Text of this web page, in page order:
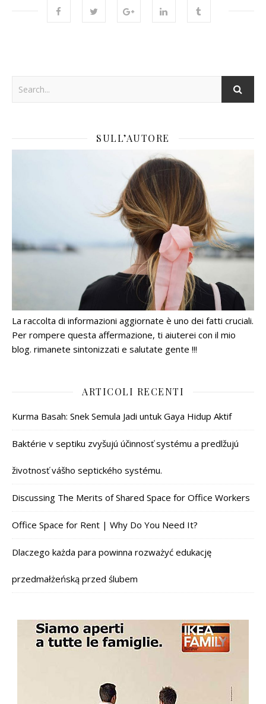
SULL’AUTORE
La raccolta di informazioni aggiornate è uno dei fatti cruciali.
Per rompere questa affermazione, ti aiuterei con il mio
blog. rimanete sintonizzati e salutate gente !!!
ARTICOLI RECENTI
Kurma Basah: Snek Semula Jadi untuk Gaya Hidup Aktif
Baktérie v septiku zvyšujú účinnosť systému a predlžujú
životnosť vášho septického systému.
Discussing The Merits of Shared Space for Office Workers
Office Space for Rent | Why Do You Need It?
Dlaczego każda para powinna rozważyć edukację
przedmałżeńską przed ślubem